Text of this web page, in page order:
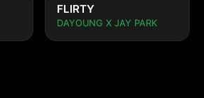
FLIRTY
DAYOUNG X JAY PARK